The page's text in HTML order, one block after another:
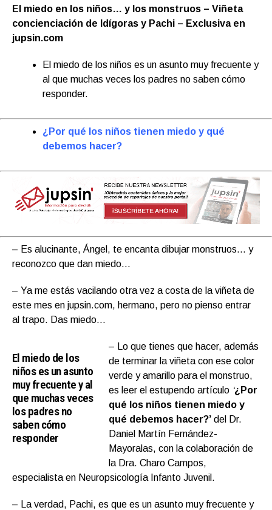
El miedo en los niños… y los monstruos – Viñeta
concienciación de Idígoras y Pachi – Exclusiva en
jupsin.com
El miedo de los niños es un asunto muy frecuente y
al que muchas veces los padres no saben cómo
responder.
¿Por qué los niños tienen miedo y qué
debemos hacer?
– Es alucinante, Ángel, te encanta dibujar monstruos… y
reconozco que dan miedo…
– Ya me estás vacilando otra vez a costa de la viñeta de
este mes en jupsin.com, hermano, pero no pienso entrar
al trapo. Das miedo…
El miedo de los
niños es un asunto
muy frecuente y al
que muchas veces
los padres no
saben cómo
responder
– Lo que tienes que hacer, además
de terminar la viñeta con ese color
verde y amarillo para el monstruo,
es leer el estupendo artículo ‘¿Por
qué los niños tienen miedo y
qué debemos hacer?’ del Dr.
Daniel Martín Fernández-
Mayoralas, con la colaboración de
la Dra. Charo Campos,
especialista en Neuropsicología Infanto Juvenil.
– La verdad, Pachi, es que es un asunto muy frecuente y